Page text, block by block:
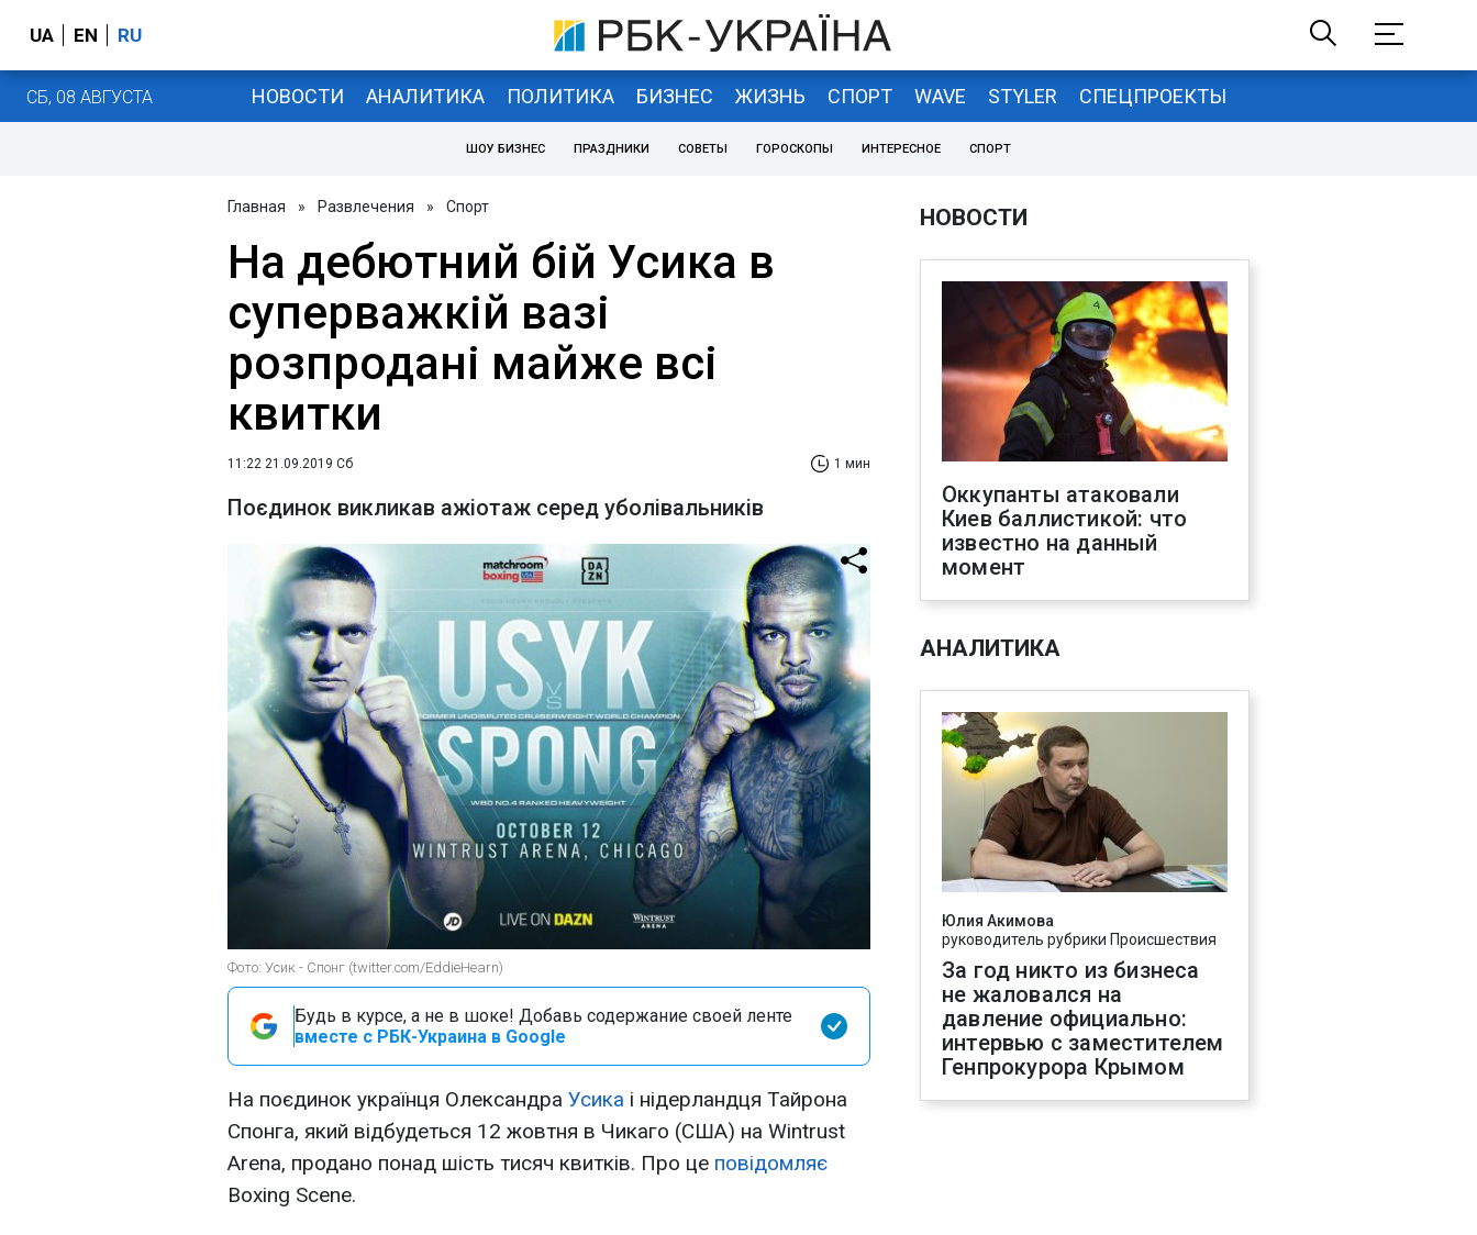
UA EN RU
СБ, 08 АВГУСТА НОВОСТИ АНАЛИТИКА ПОЛИТИКА БИЗНЕС ЖИЗНЬ СПОРТ WAVE STYLER СПЕЦПРОЕКТЫ
ШОУ БИЗНЕС ПРАЗДНИКИ СОВЕТЫ ГОРОСКОПЫ ИНТЕРЕСНОЕ СПОРТ
Главная » Развлечения » Спорт
На дебютний бій Усика в
суперважкій вазі
розпродані майже всі
квитки
11:22 21.09.2019 Сб 1 мин
Поєдинок викликав ажіотаж серед уболівальників
Фото: Усик - Спонг (twitter.com/EddieHearn)
Будь в курсе, а не в шоке! Добавь содержание своей ленте
вместе с РБК-Украина в Google
На поєдинок українця Олександра Усика і нідерландця Тайрона
Спонга, який відбудеться 12 жовтня в Чикаго (США) на Wintrust
Arena, продано понад шість тисяч квитків. Про це повідомляє
Boxing Scene.
НОВОСТИ
Оккупанты атаковали
Киев баллистикой: что
известно на данный
момент
АНАЛИТИКА
Юлия Акимова
руководитель рубрики Происшествия
За год никто из бизнеса
не жаловался на
давление официально:
интервью с заместителем
Генпрокурора Крымом